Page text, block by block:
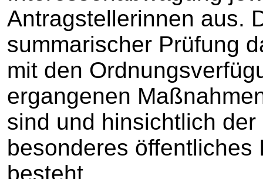
Antragstellerinnen aus.
summarischer Prüfung
mit den
ergangenen
sind und hinsichtlich
besonderes
besteht.